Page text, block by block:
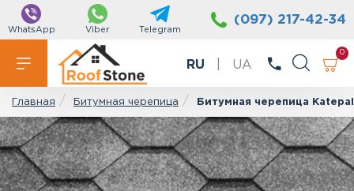
WhatsApp Viber Telegram
(097) 217-42-34
RU UA
0
Главная Битумная черепица Битумная черепица